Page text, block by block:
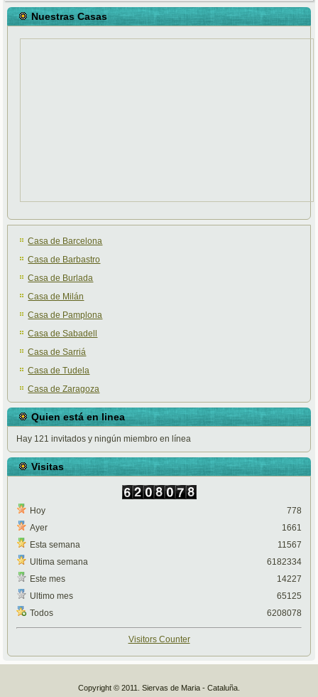
Nuestras Casas
Casa de Barcelona
Casa de Barbastro
Casa de Burlada
Casa de Milán
Casa de Pamplona
Casa de Sabadell
Casa de Sarriá
Casa de Tudela
Casa de Zaragoza
Quien está en linea
Hay 121 invitados y ningún miembro en línea
Visitas
Hoy
Ayer
Esta semana
Ultima semana
Este mes
Ultimo mes
Todos
778
1661
11567
6182334
14227
65125
6208078
Visitors Counter
Copyright © 2011. Siervas de Maria - Cataluña.